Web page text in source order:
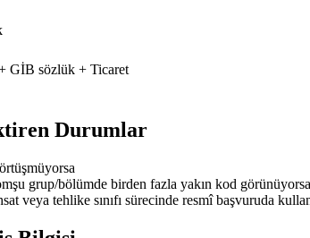
GİB sözlük + Ticaret
Durumlar
grup/bölümde birden fazla yakın kod görünüyorsa
veya tehlike sınıfı sürecinde resmî başvuruda